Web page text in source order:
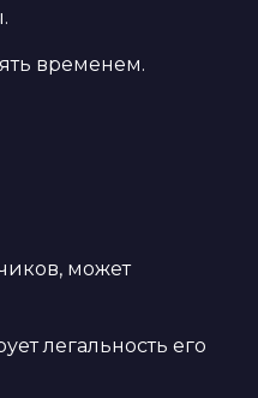
временем.
может
легальность его